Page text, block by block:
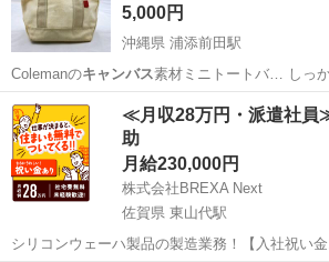
5,000円
沖縄県 浦添前田駅
Colemanのキャンバス 素材ミニト
生地を採用してお… 機能 ・丈夫なキャンバス素
素材：キャンバス・本体サイズ… トートバッグ
キャン…
沖縄 浦添市 浦添前田駅 バッグ キ
≪月収28万円・派遣社員
助
月給230,000円
株式会社BREXA Next
佐賀県 東山代駅
シリコンウェーハ製品の製造業務！【入社祝い金